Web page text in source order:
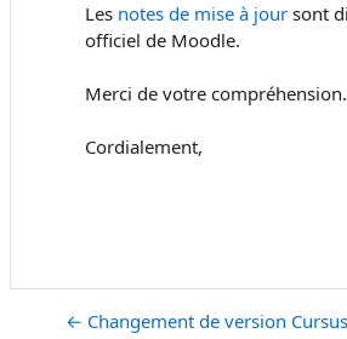
Les notes de mise à jour sont
officiel de Moodle.
Merci de votre compréhension.
Cordialement,
← Changement de version